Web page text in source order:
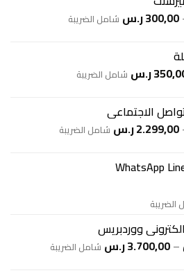
300,00ر.س نطاق
خلال
شامل الضريبة
ر.س.
ر.سالسعر
350,00 ر.س.
شامل الضريبة
الاجتماعي
2.299,00ر.س نطاق
شامل الضريبة
WhatsApp
ووردبريس
–
3.700,00ر.س نطاق
شامل الضريبة